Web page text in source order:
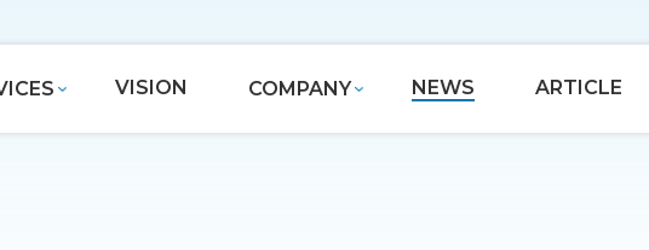
VISION COMPANY NEWS ARTICLE